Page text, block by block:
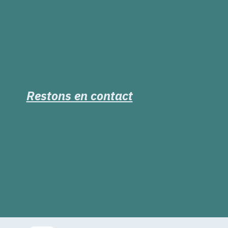
Restons en contact